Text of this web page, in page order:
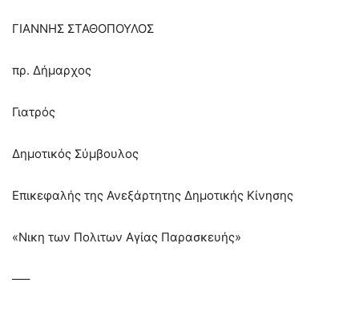
ΓΙΑΝΝΗΣ ΣΤΑΘΟΠΟΥΛΟΣ
πρ. Δήμαρχος
Γιατρός
Δημοτικός Σύμβουλος
Επικεφαλής της Ανεξάρτητης Δημοτικής Κίνησης
«Νικη των Πολιτων Αγίας Παρασκευής»
—–